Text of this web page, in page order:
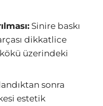
Sinire baskı
dikkatlice
kökü üzerindeki
sonra
estetik